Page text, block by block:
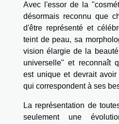
Avec l'essor de la
désormais reconnu que
d'être représenté et
teint de peau, sa
vision élargie de la
universelle" et reconnaît
est unique et devrait
qui correspondent à ses
La représentation de
seulement une